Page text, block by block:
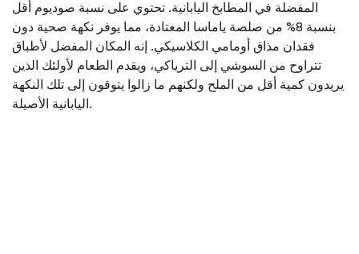
المفضلة في المطابخ اليابانية. تحتوي على نسبة صوديوم أقل
بنسبة 8% من صلصة ياماسا المعتادة، مما يوفر نكهة صحية دون
فقدان مذاق أومامي الكلاسيكي. إنه المكان المفضل لأطباق
تتراوح من السوشي إلى الترياكي، ويقدم الطعام لأولئك الذين
يريدون كمية أقل من الملح ولكنهم ما زالوا يتوقون إلى تلك النكهة
اليابانية الأصيلة.